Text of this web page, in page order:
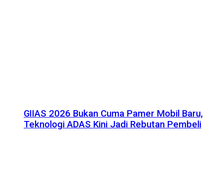
GIIAS 2026 Bukan Cuma Pamer Mobil Baru,
Teknologi ADAS Kini Jadi Rebutan Pembeli